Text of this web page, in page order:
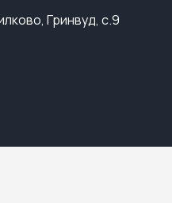
Гринвуд, с.9